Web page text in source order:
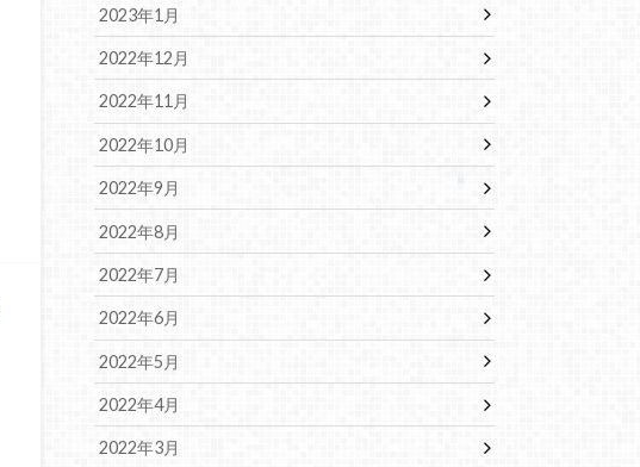
2023年1月
2022年12月
2022年11月
2022年10月
2022年9月
2022年8月
2022年7月
2022年6月
2022年5月
2022年4月
2022年3月